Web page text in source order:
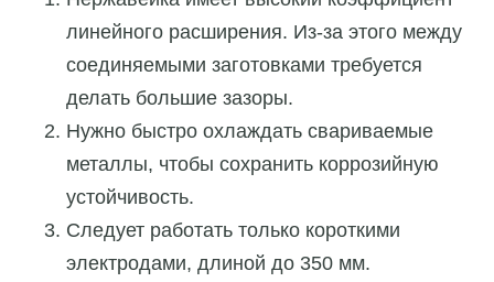
линейного расширения. Из-за этого между
соединяемыми заготовками требуется
делать большие зазоры.
Нужно быстро охлаждать свариваемые
металлы, чтобы сохранить коррозийную
устойчивость.
Следует работать только короткими
электродами, длиной до 350 мм.